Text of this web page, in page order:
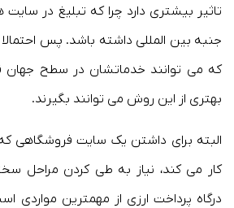
تاثیر بیشتری دارد چرا که تبلیغ در سایت
جنبه بین المللی داشته باشد. پس
که می توانند خدماتشان در سطح جهان
بهتری از این روش می توانند بگیرند.
البته برای داشتن یک سایت فروشگاهی
کار می کند، نیاز به طی کردن مراحل
درگاه پرداخت ارزی از مهمترین مواردی